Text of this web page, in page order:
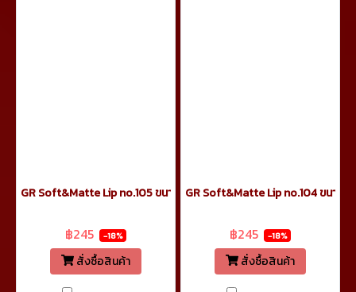
GR Soft&Matte Lip no.105 ขนาด 5.5ml
฿245 -18%
สั่งซื้อสินค้า
GR Soft&Matte Lip no.104 ขนาด
฿245 -18%
สั่งซื้อสินค้า